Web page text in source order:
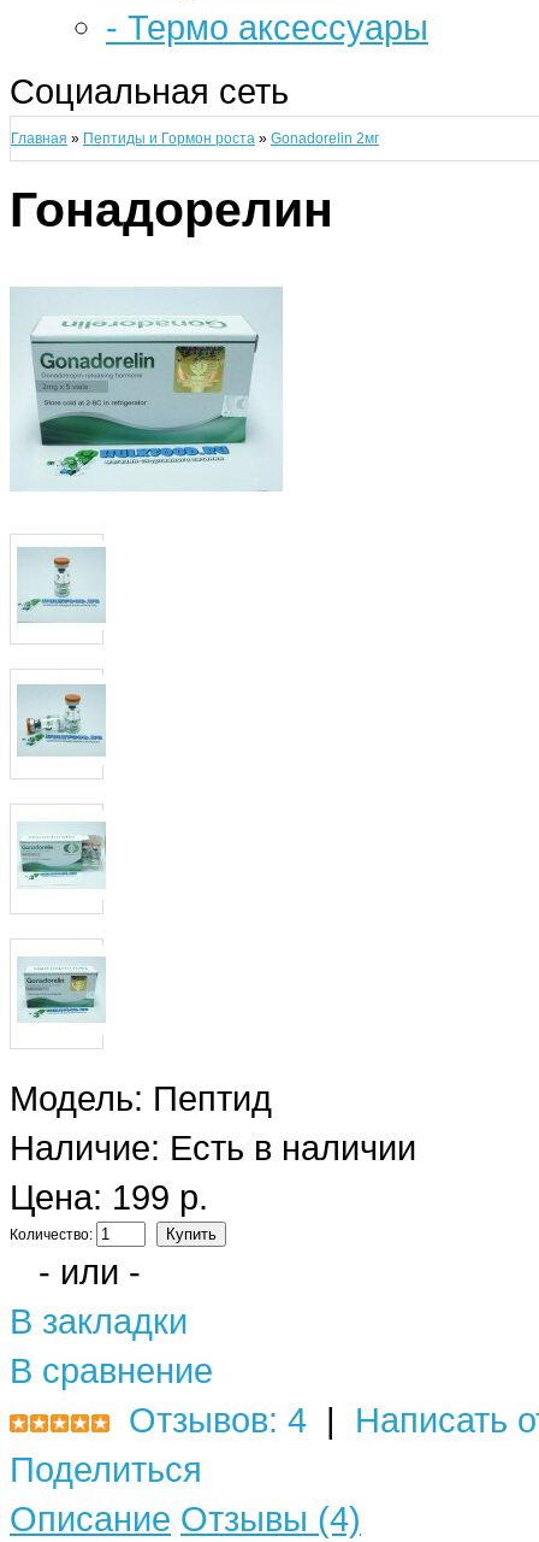
- Термо аксессуары
Социальная сеть
Главная » Пептиды и Гормон роста » Gonadorelin 2мг
Гонадорелин
Модель: Пептид
Наличие: Есть в наличии
Цена: 199 р.
Количество:
- или -
В закладки
В сравнение
Отзывов: 4 | Написать
Поделиться
Описание Отзывы (4)